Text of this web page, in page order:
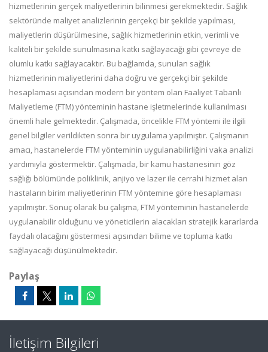
hizmetlerinin gerçek maliyetlerinin bilinmesi gerekmektedir. Sağlık
sektöründe maliyet analizlerinin gerçekçi bir şekilde yapılması,
maliyetlerin düşürülmesine, sağlık hizmetlerinin etkin, verimli ve
kaliteli bir şekilde sunulmasına katkı sağlayacağı gibi çevreye de
olumlu katkı sağlayacaktır. Bu bağlamda, sunulan sağlık
hizmetlerinin maliyetlerini daha doğru ve gerçekçi bir şekilde
hesaplaması açısından modern bir yöntem olan Faaliyet Tabanlı
Maliyetleme (FTM) yönteminin hastane işletmelerinde kullanılması
önemli hale gelmektedir. Çalışmada, öncelikle FTM yöntemi ile ilgili
genel bilgiler verildikten sonra bir uygulama yapılmıştır. Çalışmanın
amacı, hastanelerde FTM yönteminin uygulanabilirliğini vaka analizi
yardımıyla göstermektir. Çalışmada, bir kamu hastanesinin göz
sağlığı bölümünde poliklinik, anjiyo ve lazer ile cerrahi hizmet alan
hastaların birim maliyetlerinin FTM yöntemine göre hesaplaması
yapılmıştır. Sonuç olarak bu çalışma, FTM yönteminin hastanelerde
uygulanabilir olduğunu ve yöneticilerin alacakları stratejik kararlarda
faydalı olacağını göstermesi açısından bilime ve topluma katkı
sağlayacağı düşünülmektedir.
Paylaş
İletişim Bilgileri